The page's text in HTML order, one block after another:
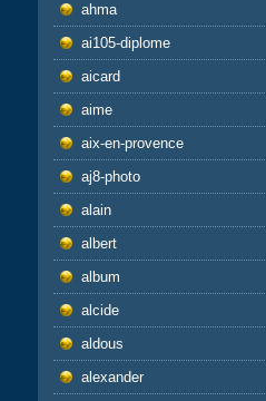
ahma
ai105-diplome
aicard
aime
aix-en-provence
aj8-photo
alain
albert
album
alcide
aldous
alexander